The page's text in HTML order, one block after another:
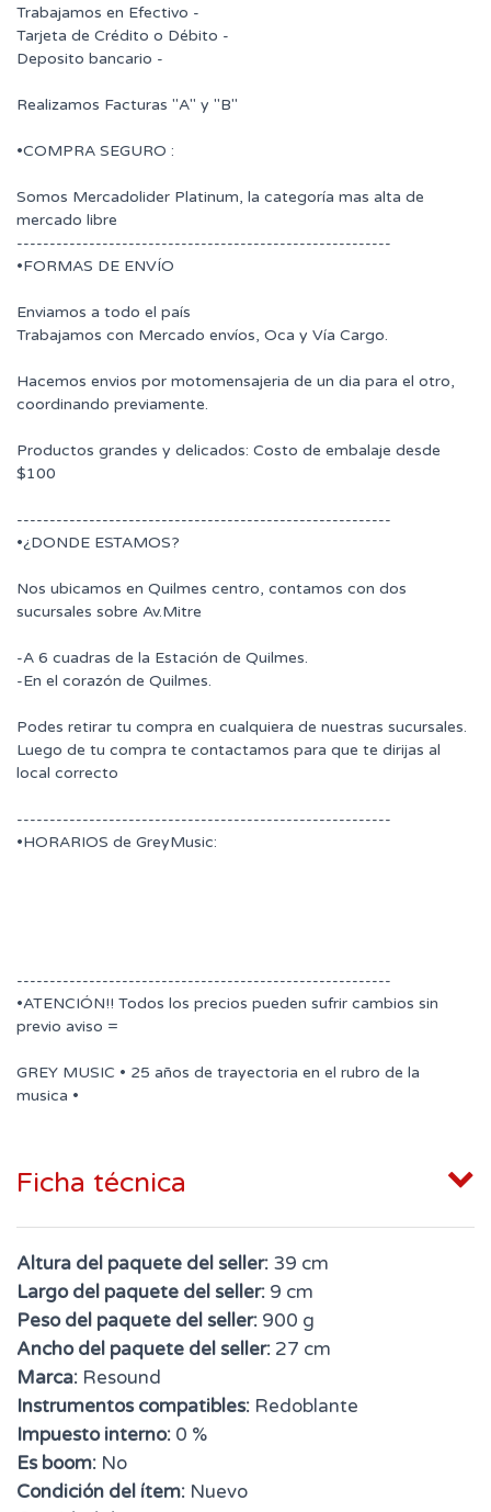
Trabajamos en Efectivo -
Tarjeta de Crédito o Débito -
Deposito bancario -
Realizamos Facturas "A" y "B"
•COMPRA SEGURO :
Somos Mercadolider Platinum, la categoría mas alta de
mercado libre
---------------------------------------------------------
•FORMAS DE ENVÍO
Enviamos a todo el país
Trabajamos con Mercado envíos, Oca y Vía Cargo.
Hacemos envios por motomensajeria de un dia para el otro,
coordinando previamente.
Productos grandes y delicados: Costo de embalaje desde
$100
---------------------------------------------------------
•¿DONDE ESTAMOS?
Nos ubicamos en Quilmes centro, contamos con dos
sucursales sobre Av.Mitre
-A 6 cuadras de la Estación de Quilmes.
-En el corazón de Quilmes.
Podes retirar tu compra en cualquiera de nuestras sucursales.
Luego de tu compra te contactamos para que te dirijas al
local correcto
---------------------------------------------------------
•HORARIOS de GreyMusic:
---------------------------------------------------------
•ATENCIÓN!! Todos los precios pueden sufrir cambios sin
previo aviso =
GREY MUSIC • 25 años de trayectoria en el rubro de la
musica •
Ficha técnica
Altura del paquete del seller: 39 cm
Largo del paquete del seller: 9 cm
Peso del paquete del seller: 900 g
Ancho del paquete del seller: 27 cm
Marca: Resound
Instrumentos compatibles: Redoblante
Impuesto interno: 0 %
Es boom: No
Condición del ítem: Nuevo